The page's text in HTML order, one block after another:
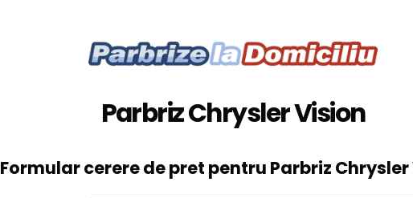
Parbriz Chrysler Vision
Formular cerere de pret pentru Parbriz Chrysler